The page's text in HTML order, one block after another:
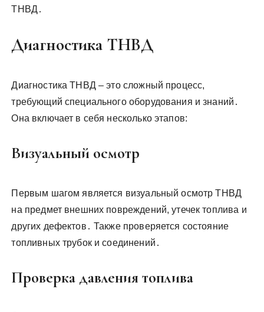
ТНВД․
Диагностика ТНВД
Диагностика ТНВД – это сложный процесс,
требующий специального оборудования и знаний․
Она включает в себя несколько этапов:
Визуальный осмотр
Первым шагом является визуальный осмотр ТНВД
на предмет внешних повреждений, утечек топлива и
других дефектов․ Также проверяется состояние
топливных трубок и соединений․
Проверка давления топлива